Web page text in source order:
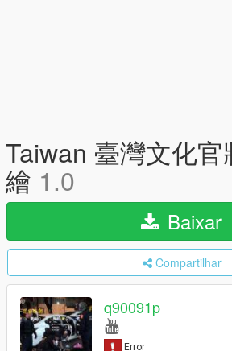
Taiwan 臺灣文化
繪 1.0
Baixar
Compartilhar
q90091p